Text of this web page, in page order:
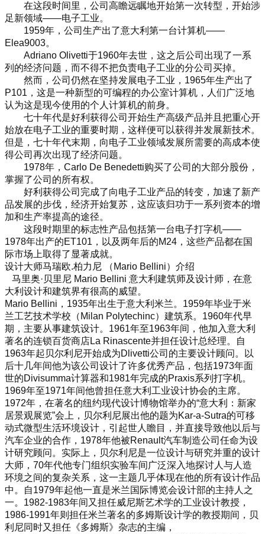
在这段时间里，公司高瞻远瞩地开始第一次转型，开始涉
足新领域——电子工业。
1959年，公司生产出了意大利第一台计算机——
Elea9003。
Adriano Olivetti于1960年去世，这之后公司出现了一系
列的经济问题，而不得不把负责电子工业的分公司买掉。
然而，公司仍然在坚持发展电子工业，1965年生产出了
P101，这是一种新型的可编程的办公室计算机，人们广泛地
认为这是现今使用的个人计算机的前身。
七十年代是好利获得公司开始生产高级产品并且把重心开
始放在电子工业的重要时期，这样便可以获得并发展新技术。
但是，七十年代末期，向电子工业领域发展所需要的高成本使
得公司再次出现了经济问题。
1978年，Carlo De Benedetti购买了公司的大部分股份，
掌握了公司的所有权。
好利获得公司完成了向电子工业产品的转变，加速了新产
品发展的步伐，经济开始复苏，这应该归功于一系列资本的增
加和生产率提高的途径。
这段时期里的标志性产品包括第一台电子打字机——
1978年出产的ET101，以及两年后的M24，这些产品都在国
际市场上取得了显著成就。
设计大师马瑞欧.柏力尼 （Mario Bellini）介绍
马里奥·贝里尼 Mario Bellini 意大利建筑师及设计师，在意
大利设计和建筑界有很高的威望。
Mario Bellini，1935年出生于意大利米兰。1959年毕业于米
兰工艺技术学校（Milan Polytechinc）建筑系。1960年代早
期，主要从事建筑设计。1961年至1963年间，他加入意大利
著名的连锁百货商店La Rinascente并担任设计总经理。自
1963年起贝尔利尼开始成为Dlivetti公司的主要设计顾问。以
后十几年间他为该公司设计了许多优秀产品，包括1973年面
世的Divisumma计算器和1981年完成的Praxis系列打字机。
1969年至1971年间他曾担任意大利工业设计协会的主席。
1972年，在著名的纽约现代设计博物馆举办的“意大利：新家
居景观展览”会上，贝尔利尼展出他的题为Kar-a-Sutra的可移
动式微型生活环境设计，引起世人瞻目，并直接导致他以后与
汽车企业的合作，1978年他被Renault汽车制造公司任命为设
计研究顾问。实际上，贝尔利尼是一位设计与研究并重的设计
大师，70年代他专门组织实验车间广泛深入地探讨人与人造
环境之间的复杂关系，这一主题几乎体现在他的所有设计作品
中。自1979年起他一直是米兰国际博览会设计部的主持人之
一。1982-1983年间又担任威尼斯艺术学的工业设计教授，
1986-1991年则担任米兰著名的多姆斯设计学的教授期间，贝
利尼同时又担任《多姆斯》杂志的主编，